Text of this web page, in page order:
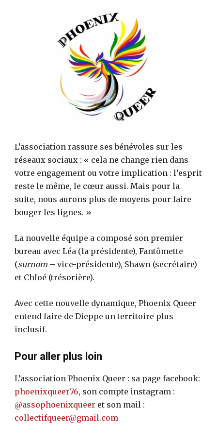
L’association rassure ses bénévoles sur les
réseaux sociaux : « cela ne change rien dans
votre engagement ou votre implication : l’esprit
reste le même, le cœur aussi. Mais pour la
suite, nous aurons plus de moyens pour faire
bouger les lignes. »
La nouvelle équipe a composé son premier
bureau avec Léa (la présidente), Fantômette
(surnom – vice-présidente), Shawn (secrétaire)
et Chloé (trésorière).
Avec cette nouvelle dynamique, Phoenix Queer
entend faire de Dieppe un territoire plus
inclusif.
Pour aller plus loin
L’association Phoenix Queer : sa page facebook:
phoenixqueer76, son compte instagram :
@assophoenixqueer et son mail :
collectifqueer@gmail.com